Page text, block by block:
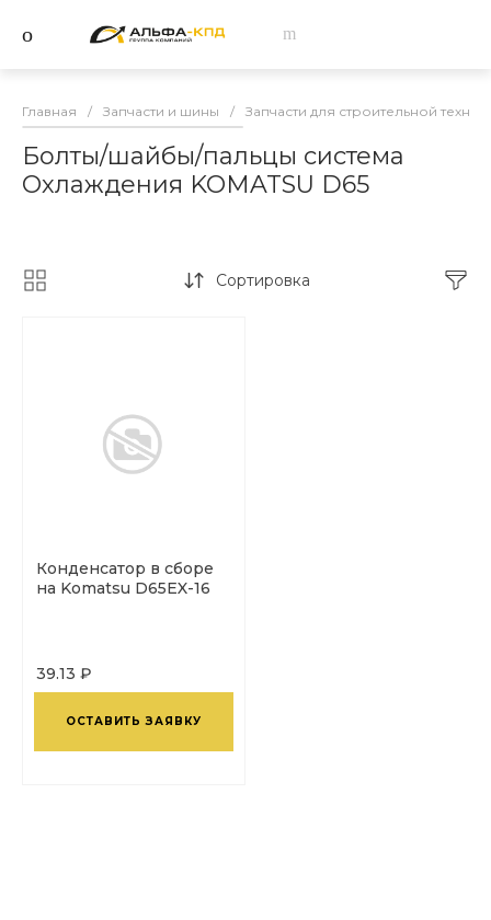
Главная / Запчасти и шины / Запчасти для строительной
Болты/шайбы/пальцы система
Охлаждения KOMATSU D65
Сортировка
Конденсатор в сборе
на Komatsu D65EX-16
39.13 ₽
ОСТАВИТЬ ЗАЯВКУ